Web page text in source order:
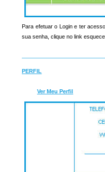
Para efetuar o Login e ter
sua senha, clique no link
PERFIL
Ver Meu Perfil